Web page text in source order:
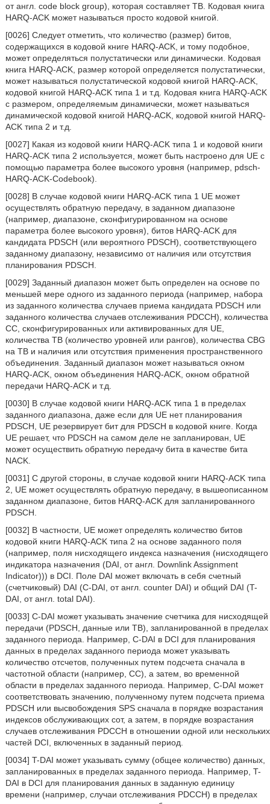
от англ. code block group), которая составляет ТВ. Кодовая книга
HARQ-ACK может называться просто кодовой книгой.
[0026] Следует отметить, что количество (размер) битов,
содержащихся в кодовой книге HARQ-ACK, и тому подобное,
может определяться полустатически или динамически. Кодовая
книга HARQ-ACK, размер которой определяется полустатически,
может называться полустатической кодовой книгой HARQ-ACK,
кодовой книгой HARQ-ACK типа 1 и т.д. Кодовая книга HARQ-ACK
с размером, определяемым динамически, может называться
динамической кодовой книгой HARQ-ACK, кодовой книгой HARQ-
ACK типа 2 и т.д.
[0027] Какая из кодовой книги HARQ-ACK типа 1 и кодовой книги
HARQ-ACK типа 2 используется, может быть настроено для UE с
помощью параметра более высокого уровня (например, pdsch-
HARQ-ACK-Codebook).
[0028] В случае кодовой книги HARQ-ACK типа 1 UE может
осуществлять обратную передачу, в заданном диапазоне
(например, диапазоне, сконфигурированном на основе
параметра более высокого уровня), битов HARQ-ACK для
кандидата PDSCH (или вероятного PDSCH), соответствующего
заданному диапазону, независимо от наличия или отсутствия
планирования PDSCH.
[0029] Заданный диапазон может быть определен на основе по
меньшей мере одного из заданного периода (например, набора
из заданного количества случаев приема кандидата PDSCH или
заданного количества случаев отслеживания PDCCH), количества
СС, сконфигурированных или активированных для UE,
количества ТВ (количество уровней или рангов), количества CBG
на ТВ и наличия или отсутствия применения пространственного
объединения. Заданный диапазон может называться окном
HARQ-ACK, окном объединения HARQ-ACK, окном обратной
передачи HARQ-ACK и т.д.
[0030] В случае кодовой книги HARQ-ACK типа 1 в пределах
заданного диапазона, даже если для UE нет планирования
PDSCH, UE резервирует бит для PDSCH в кодовой книге. Когда
UE решает, что PDSCH на самом деле не запланирован, UE
может осуществить обратную передачу бита в качестве бита
NACK.
[0031] С другой стороны, в случае кодовой книги HARQ-ACK типа
2, UE может осуществлять обратную передачу, в вышеописанном
заданном диапазоне, битов HARQ-ACK для запланированного
PDSCH.
[0032] В частности, UE может определять количество битов
кодовой книги HARQ-ACK типа 2 на основе заданного поля
(например, поля нисходящего индекса назначения (нисходящего
индикатора назначения (DAI, от англ. Downlink Assignment
Indicator))) в DCI. Поле DAI может включать в себя счетный
(счетчиковый) DAI (C-DAI, от англ. counter DAI) и общий DAI (T-
DAI, от англ. total DAI).
[0033] C-DAI может указывать значение счетчика для нисходящей
передачи (PDSCH, данные или ТВ), запланированной в пределах
заданного периода. Например, C-DAI в DCI для планирования
данных в пределах заданного периода может указывать
количество отсчетов, полученных путем подсчета сначала в
частотной области (например, СС), а затем, во временной
области в пределах заданного периода. Например, C-DAI может
соответствовать значению, полученному путем подсчета приема
PDSCH или высвобождения SPS сначала в порядке возрастания
индексов обслуживающих сот, а затем, в порядке возрастания
случаев отслеживания PDCCH в отношении одной или нескольких
частей DCI, включенных в заданный период.
[0034] T-DAI может указывать сумму (общее количество) данных,
запланированных в пределах заданного периода. Например, T-
DAI в DCI для планирования данных в заданную единицу
времени (например, случаи отслеживания PDCCH) в пределах